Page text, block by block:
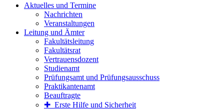
Aktuelles und Termine
Nachrichten
Veranstaltungen
Leitung und Ämter
Fakultätsleitung
Fakultätsrat
Vertrauensdozent
Studienamt
Prüfungsamt und Prüfungsausschuss
Praktikantenamt
Beauftragte
✚ Erste Hilfe und Sicherheit